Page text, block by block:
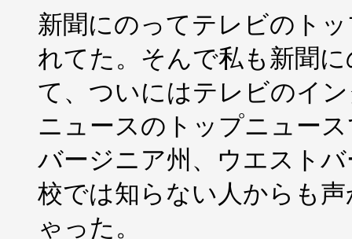
新聞にのってテレビのト
れてた。そんで私も新聞
て、ついにはテレビのイ
ニュースのトップニュー
バージニア州、ウエスト
校では知らない人からも
ゃった。